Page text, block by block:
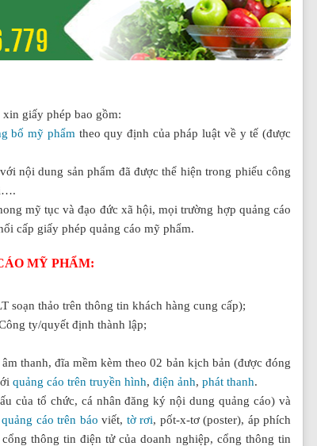
giấy phép bao gồm:
bố mỹ phẩm theo quy định của pháp luật về y tế (được
nội dung sản phẩm đã được thể hiện trong phiếu công
mỹ tục và đạo đức xã hội, mọi trường hợp quảng cáo
cấp giấy phép quảng cáo mỹ phẩm.
MỸ PHẨM:
soạn thảo trên thông tin khách hàng cung cấp);
ty/quyết định thành lập;
thanh, đĩa mềm kèm theo 02 bản kịch bản (đ­ược đóng
quảng cáo trên truyền hình, điện ảnh, phát thanh.
của tổ chức, cá nhân đăng ký nội dung quảng cáo) và
quảng cáo trên báo viết, tờ rơi, pốt-x-tơ (poster), áp phích
thông tin điện tử của doanh nghiệp, cổng thông tin